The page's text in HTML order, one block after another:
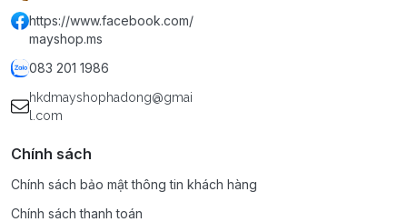
https://www.facebook.com/
mayshop.ms
083 201 1986
hkdmayshophadong@gmai
l.com
Chính sách
Chính sách bảo mật thông tin khách hàng
Chính sách thanh toán